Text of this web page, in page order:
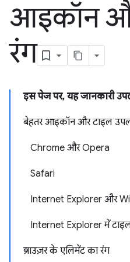
आइकॉन
रंग
इस पेज पर, यह जानकारी
बेहतर आइकॉन और टाइल
Chrome और Opera
Safari
Internet Explorer और
Internet Explorer में
ब्राउज़र के एलिमेंट का रंग